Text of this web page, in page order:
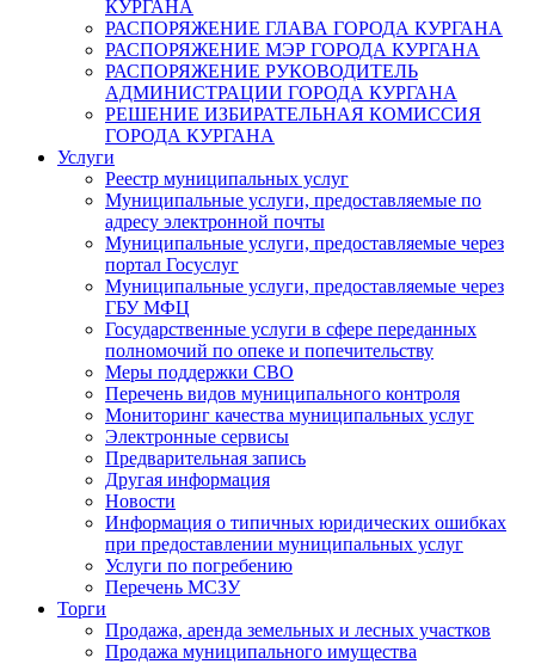
КУРГАНА
РАСПОРЯЖЕНИЕ ГЛАВА ГОРОДА КУРГАНА
РАСПОРЯЖЕНИЕ МЭР ГОРОДА КУРГАНА
РАСПОРЯЖЕНИЕ РУКОВОДИТЕЛЬ
АДМИНИСТРАЦИИ ГОРОДА КУРГАНА
РЕШЕНИЕ ИЗБИРАТЕЛЬНАЯ КОМИССИЯ
ГОРОДА КУРГАНА
Услуги
Реестр муниципальных услуг
Муниципальные услуги, предоставляемые по
адресу электронной почты
Муниципальные услуги, предоставляемые через
портал Госуслуг
Муниципальные услуги, предоставляемые через
ГБУ МФЦ
Государственные услуги в сфере переданных
полномочий по опеке и попечительству
Меры поддержки СВО
Перечень видов муниципального контроля
Мониторинг качества муниципальных услуг
Электронные сервисы
Предварительная запись
Другая информация
Новости
Информация о типичных юридических ошибках
при предоставлении муниципальных услуг
Услуги по погребению
Перечень МСЗУ
Торги
Продажа, аренда земельных и лесных участков
Продажа муниципального имущества